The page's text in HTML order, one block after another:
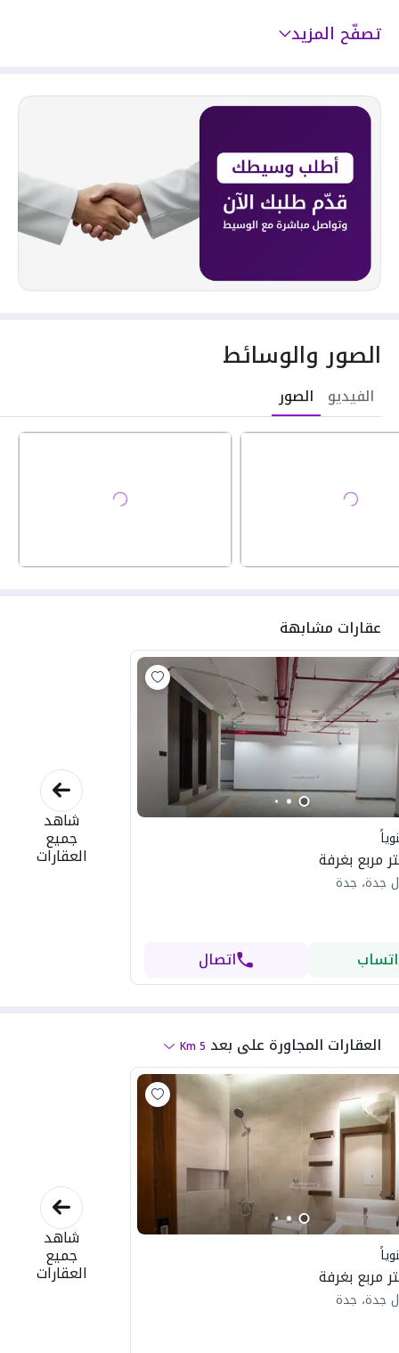
تصفّح المزيد
الصور والوسائط
الفيديو الصور
عقارات مشابهة
جدة، جدة
اتصال
شاهد
جميع
العقارات
العقارات المجاورة على بعد 5
Km
جدة، جدة
شاهد
جميع
العقارات